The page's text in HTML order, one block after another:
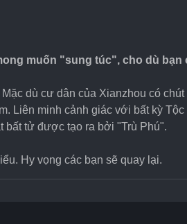
muốn "sung túc", cho dù
dù cư dân của Xianzhou có
Liên minh cảnh giác với bất kỳ
bất tử được tạo ra bởi "Trù Phú".
Hy vọng các bạn sẽ quay lại.